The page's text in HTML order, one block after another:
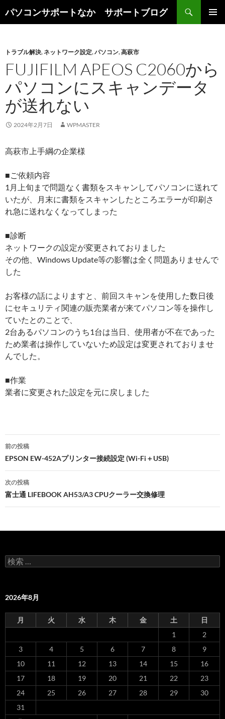
パソコンサポートなか サポートブログ
索
ン
ツ
へ
ス
キ
ッ
プ
トラブル解決,ネットワーク設定,パソコン,高萩市
FUJIFILM APEOS C2060から
パソコンにスキャンデータ
が送れない
2024年2月7日 WPMASTER
高萩市上手綱の企業様
■ご依頼内容
1月上旬まで問題なく書類をスキャンしてパソコンに送れて
いたが、月末に書類をスキャンしたところエラーが印刷さ
れ急に送れなくなってしまった
■診断
ネットワークの設定が変更されておりました
その他、Windows Update等の影響は全く問題ありませんで
した
お客様の話によりますと、前回スキャンを使用した数日後
にセキュリティ関連の販売業者が来てパソコン等を操作し
ていたとのことで、
2台あるパソコンのうち1台は当日、使用者が不在であった
ため業者は操作していないため設定は変更されておりませ
んでした。
■作業
業者に変更された設定を元に戻しました
投
稿
ナ
ゲ
シ
ン
前の投稿
EPSON EW-452Aプリンター接続設定 (Wi-Fi＋USB)
次の投稿
富士通 LIFEBOOK AH53/A3 CPUクーラー交換修理
検
索
2026年8月
月 火 水 木 金 土 日
1
2
3
4 5 6 7 8
9
10
11 12 13 14 15
16
17
18 19 20 21 22
23
24
25 26 27 28 29
30
31